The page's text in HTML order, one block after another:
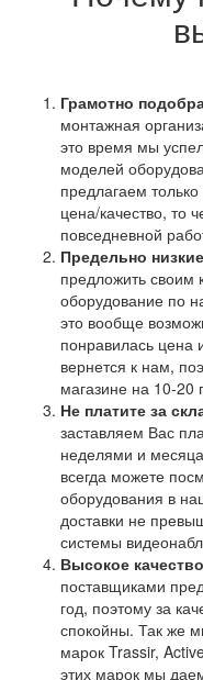
Грамотно
монтажная
это время мы
моделей
предлагаем
цена/качество, то
повседневной
Предельно
предложить своим
оборудование по
это вообще
понравилась цена
вернется к нам,
магазине на 10-20
Не платите за
заставляем Вас
неделями и
всегда можете
оборудования в
доставки не
системы
Высокое
поставщиками
год, поэтому за
спокойны. Так же
марок Trassir,
этих марок мы